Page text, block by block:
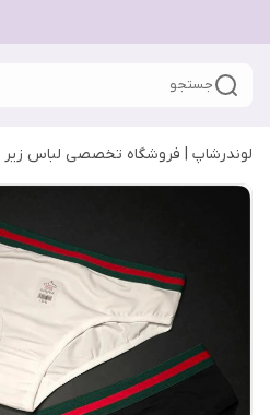
جستجو
لوندرشاپ | فروشگاه تخصصی لباس زیر